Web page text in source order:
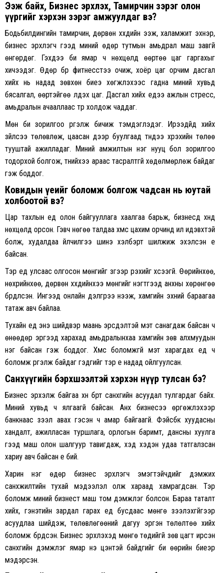
Ээж байх, Бизнес эрхлэх, Тамирчин зэрэг олон
үүргийг хэрхэн зэрэг амжуулдаг вэ?
Бодьбилдингийн тамирчин, дөрвөн хүүхдийн ээж, халамжит эхнэр,
бизнес эрхлэгч гээд миний өдөр тутмын амьдрал маш завгүй
өнгөрдөг. Гэхдээ би ямар ч нөхцөлд өөртөө цаг гаргахыг
хичээдэг. Өдөр бүр фитнесстээ очиж, хоёр цаг орчим дасгал
хийх нь надад зөвхөн биеэ хөгжүүлэхээс гадна миний хувьд
бясалгал, өөртэйгөө үлдэх цаг. Дасгал хийх үедээ ажлын стресс,
амьдралын ачааллаас түр холдож чаддаг.
Мөн би зорилгоо үргэлж бичиж тэмдэглэдэг. Ирээдүйд хийх
зүйлсээ төлөвлөж, цаасан дээр буулгаад түүндээ хүрэхийн төлөө
тууштай ажилладаг. Миний амжилтын нэг нууц бол зорилгоо
тодорхой болгож, түүнийхээ араас тасралтгүй хөдөлмөрлөж байдаг
гэж боддог.
Ковидын үеийг боломж болгож чадсан нь юутай
холбоотой вэ?
Цар тахлын үед олон байгууллага хаалгаа барьж, бизнесүүд хүнд
нөхцөлд орсон. Гэвч нөгөө талдаа хүмүүс цахим орчинд илүү идэвхтэй
болж, худалдаа үйлчилгээ шинэ хэлбэрт шилжиж эхэлсэн үе
байсан.
Тэр үед улсаас олгосон мөнгийг зүгээр үрэхийг хүсээгүй. Өөрийнхөө,
нөхрийнхөө, дөрвөн хүүхдийнхээ мөнгийг нэгтгээд анхны хөрөнгөө
бүрдүүлсэн. Ингээд онлайн дэлгүүрээ нээж, хамгийн эхний бараагаа
татаж авч байлаа.
Тухайн үед энэ шийдвэр маань эрсдэлтэй мэт санагдаж байсан ч
өнөөдөр эргээд харахад амьдралынхаа хамгийн зөв алхмуудын
нэг байсан гэж боддог. Хүмүүс боломжгүй мэт харагдах үед ч
боломж үргэлж байдаг гэдгийг тэр үе надад ойлгуулсан.
Санхүүгийн бэрхшээлтэй хэрхэн нүүр тулсан бэ?
Бизнес эрхэлж байгаа хүн бүрт санхүүгийн асуудал тулгардаг байх.
Миний хувьд ч ялгаагүй байсан. Анх бизнесээ өргөжүүлэхээр
банкнаас зээл авах гэсэн ч амар байгаагүй. Фэйсбүүк хуудасны
хандалт, ажилласан туршлага, орлогын баримт, дансны хуулга
гээд маш олон шалгуур тавигдаж, хэд хэдэн удаа татгалзсан
хариу авч байсан үе бий.
Харин нэг өдөр бизнес эрхлэгч эмэгтэйчүүдийг дэмжих
санхүүжилтийн тухай мэдээлэл олж хараад хамрагдсан. Тэр
боломж миний бизнест маш том дэмжлэг болсон. Бараа таталт
хийх, гэнэтийн зардал гарах үед бусдаас мөнгө зээлэхгүйгээр
асуудлаа шийдэж, төлөвлөгөөний дагуу эргэн төлөлтөө хийх
боломж бүрдсэн. Бизнес эрхлэхэд мөнгө төдийгүй зөв цагт ирсэн
санхүүгийн дэмжлэг ямар үнэ цэнтэй байдгийг би өөрийн биеэр
мэдэрсэн.